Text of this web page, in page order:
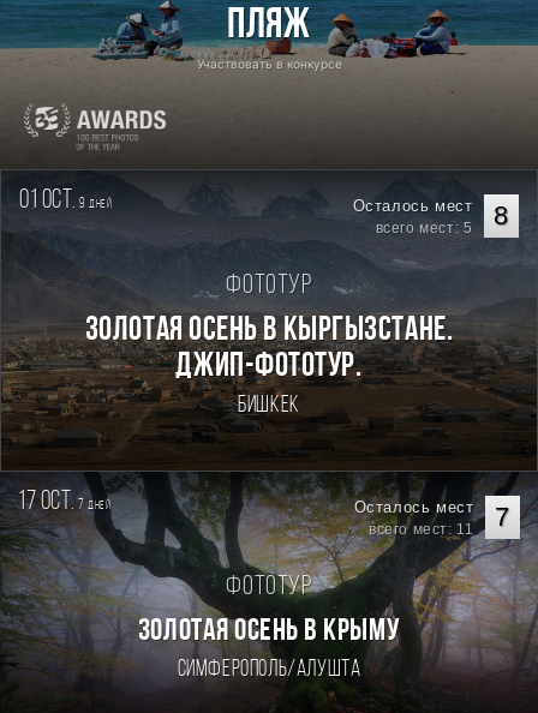
Пляж
Участвовать в конкурсе
01 oct. 9дней 8
Осталось мест
всего мест: 5
Фототур
Золотая осень в Кыргызстане.
Джип-фототур.
Бишкек
17 oct. 7дней 7
Осталось мест
всего мест: 11
Фототур
ЗОЛОТАЯ ОСЕНЬ В КРЫМУ
Симферополь/Алушта